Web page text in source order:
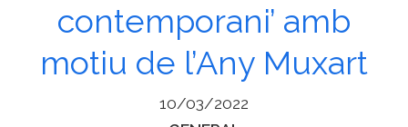
contemporani’ amb
motiu de l’Any Muxart
10/03/2022